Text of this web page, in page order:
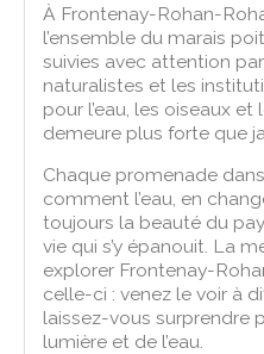
À Frontenay-Rohan-
l’ensemble du marais
suivies avec attention
naturalistes et les
pour l’eau, les oiseaux
demeure plus forte que
Chaque promenade
comment l’eau, en
toujours la beauté du
vie qui s’y épanouit. La
explorer Frontenay-
celle-ci : venez le voir à
laissez-vous surprendre
lumière et de l’eau.